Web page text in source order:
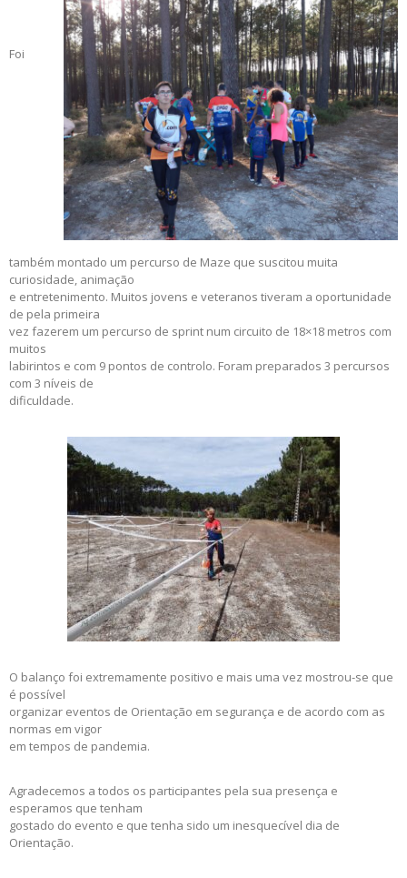
Foi
também montado um percurso de Maze que suscitou muita
curiosidade, animação
e entretenimento. Muitos jovens e veteranos tiveram a oportunidade
de pela primeira
vez fazerem um percurso de sprint num circuito de 18×18 metros com
muitos
labirintos e com 9 pontos de controlo. Foram preparados 3 percursos
com 3 níveis de
dificuldade.
O balanço foi extremamente positivo e mais uma vez mostrou-se que
é possível
organizar eventos de Orientação em segurança e de acordo com as
normas em vigor
em tempos de pandemia.
Agradecemos a todos os participantes pela sua presença e
esperamos que tenham
gostado do evento e que tenha sido um inesquecível dia de
Orientação.